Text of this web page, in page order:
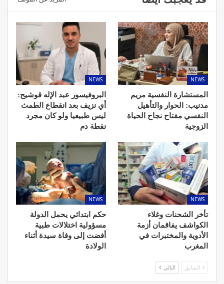
NEWS
المستشارة النفسية مريم
مدنيب: الحوار والتأهيل
النفسي مفتاح نجاح الحياة
الزوجية
NEWS
البروفيسور عبد الإله قوشيح:
أي نزيف بعد انقطاع الطمث
ليس طبيعيا ولو كان مجرد
نقطة دم
NEWS
تأخر الشحنات وغلاء
الكواشف يفاقمان أزمة
الأدوية والمختبرات في
المغرب
NEWS
حكم ابتدائي يحمل الدولة
مسؤولية اختلالات طبية
أفضت إلى وفاة سيدة أثناء
الولادة
السابق التالي